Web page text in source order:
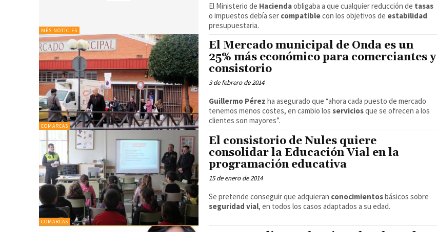
MÉS NOTÍCIES
El Ministerio de Haciendaobligaba a que cualquier reducción de tasas
o impuestos debía ser compatiblecon los objetivos de estabilidad
presupuestaria.
COMARCAS
El Mercado municipal de Onda es un
25% más económico para comerciantes y
consistorio
3 de febrero de 2014
Guillermo Pérez ha asegurado que “ahora cada puesto de mercado
tenemos menos costes, en cambio losserviciosque se ofrecen a los
clientes son mayores”.
COMARCAS
El consistorio de Nules quiere
consolidar la Educación Vial en la
programación educativa
15 de enero de 2014
Se pretende conseguir que adquieran conocimientosbásicos sobre
seguridad vial, en todos los casos adaptados a su edad.